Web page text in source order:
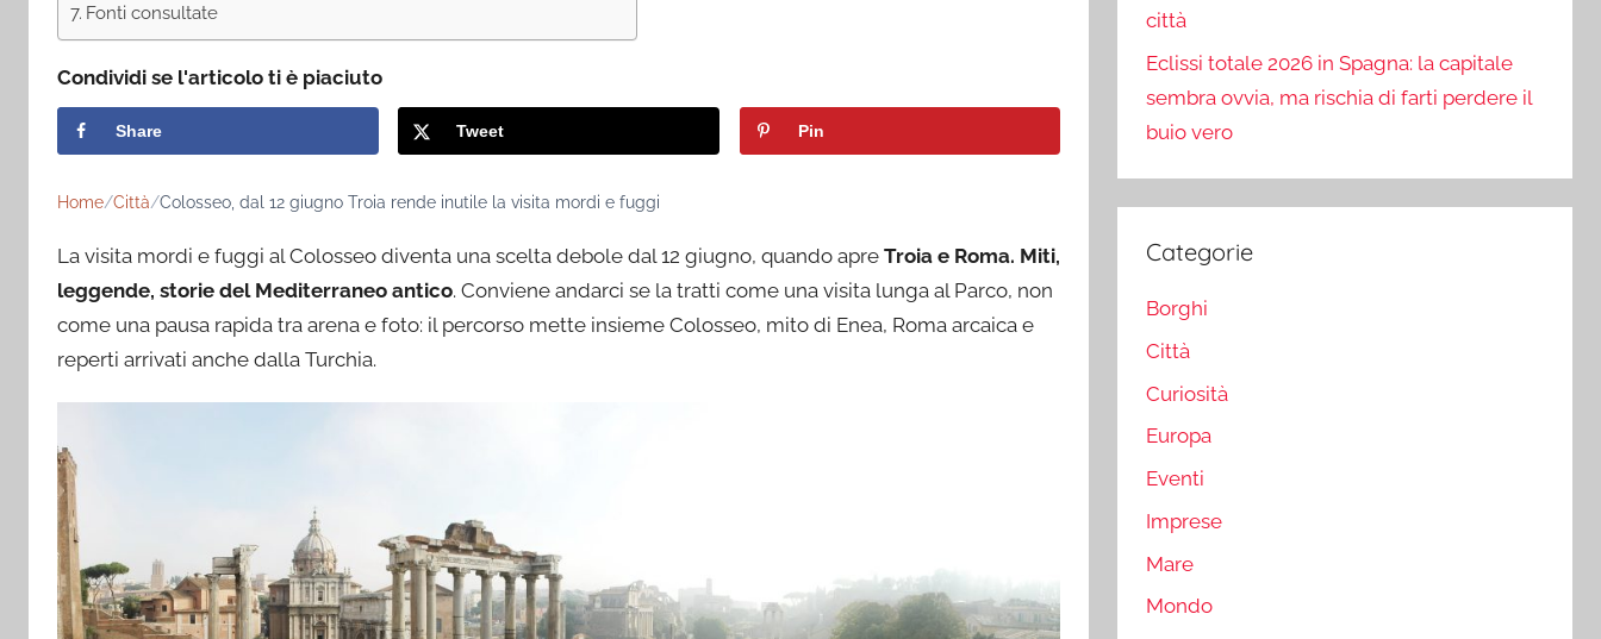
Fonti consultate
Condividi se l'articolo ti è piaciuto
Share Tweet Pin
Home Città Colosseo, dal 12 giugno Troia rende inutile la visita mordi e fuggi
La visita mordi e fuggi al Colosseo diventa una scelta debole dal 12 giugno, quando apre Troia e Roma. Miti,
leggende, storie del Mediterraneo antico. Conviene andarci se la tratti come una visita lunga al Parco, non
come una pausa rapida tra arena e foto: il percorso mette insieme Colosseo, mito di Enea, Roma arcaica e
reperti arrivati anche dalla Turchia.
città
Eclissi totale 2026 in Spagna: la capitale
sembra ovvia, ma rischia di farti perdere il
buio vero
Categorie
Borghi
Città
Curiosità
Europa
Eventi
Imprese
Mare
Mondo